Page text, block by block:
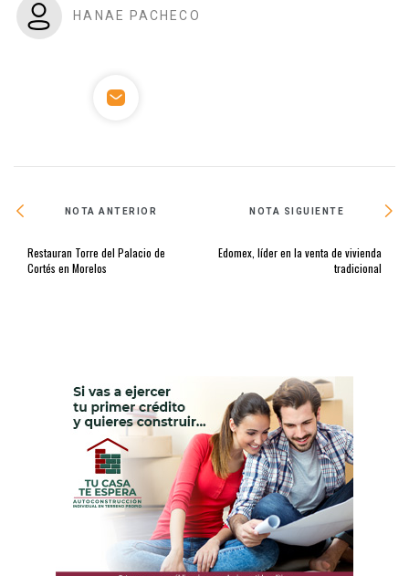
HANAE PACHECO
NOTA ANTERIOR
Restauran Torre del Palacio de
Cortés en Morelos
NOTA SIGUIENTE
Edomex, líder en la venta de vivienda
tradicional